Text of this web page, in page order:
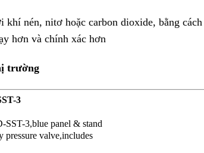
khí nén, nitơ hoặc carbon dioxide, bằng cách
hơn và chính xác hơn
trường
3
3,blue panel & stand
pressure valve,includes